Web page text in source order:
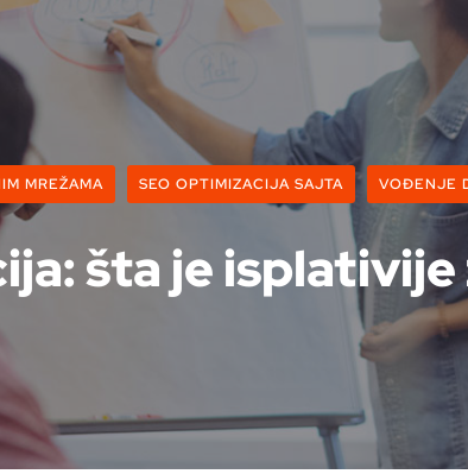
MREŽAMA SEO OPTIMIZACIJA SAJTA VOĐENJE
šta je